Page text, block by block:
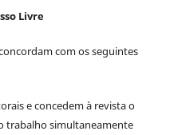
Livre
com os seguintes
e concedem à revista o
trabalho simultaneamente